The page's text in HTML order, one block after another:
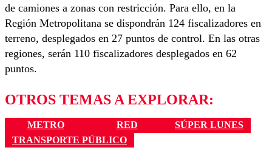
de camiones a zonas con restricción. Para ello, en la
Región Metropolitana se dispondrán 124 fiscalizadores en
terreno, desplegados en 27 puntos de control. En las otras
regiones, serán 110 fiscalizadores desplegados en 62
puntos.
OTROS TEMAS A EXPLORAR:
METRO RED
SÚPER LUNES
TRANSPORTE PÚBLICO